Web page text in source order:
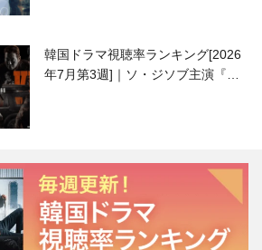
韓国ドラマ視聴率ランキング[2026
年7月第3週]｜ソ・ジソブ主演『エ